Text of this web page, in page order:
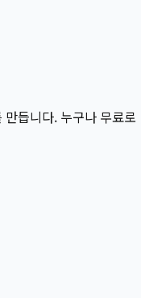
듭니다. 누구나 무료로